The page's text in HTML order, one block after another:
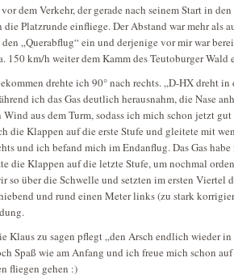
dem Verkehr, der gerade nach seinem Start in
Platzrunde einfliege. Der Abstand war mehr als
„Querabflug“ ein und derjenige vor mir war
150 km/h weiter dem Kamm des Teutoburger Wald
drehte ich 90° nach rechts. „D-HX dreht
ich das Gas deutlich herausnahm, die Nase
aus dem Turm, sodass ich mich schon jetzt
die Klappen auf die erste Stufe und gleitete mit
und ich befand mich im Endanflug. Das Gas
die Klappen auf die letzte Stufe, um nochmal
so über die Schwelle und setzten im ersten Viertel
und rund einen Meter links (zu stark
Klaus zu sagen pflegt „den Arsch endlich wieder
Spaß wie am Anfang und ich freue mich schon
fliegen gehen :)